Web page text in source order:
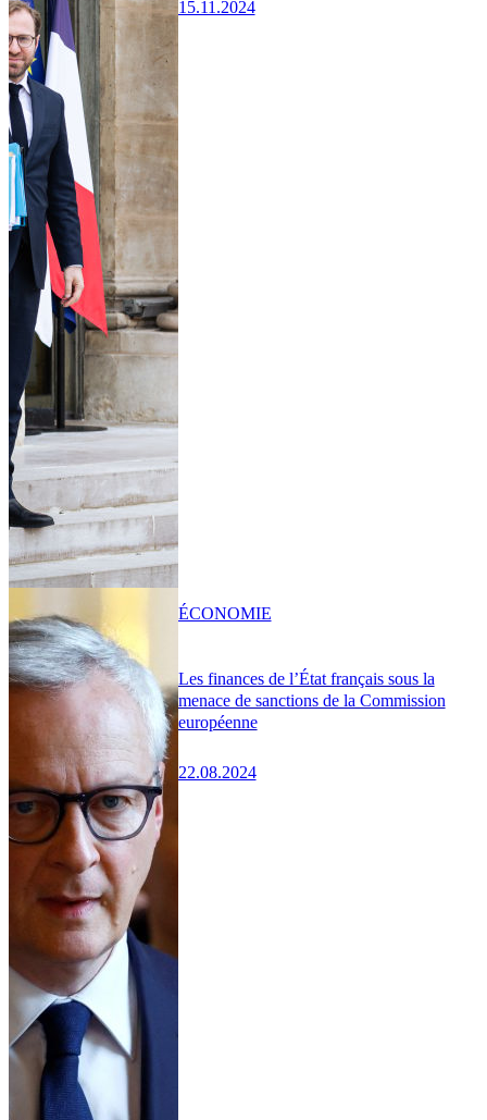
15.11.2024
Les finances de l’État français sous la
menace de sanctions de la Commission
européenne
22.08.2024
ÉCONOMIE